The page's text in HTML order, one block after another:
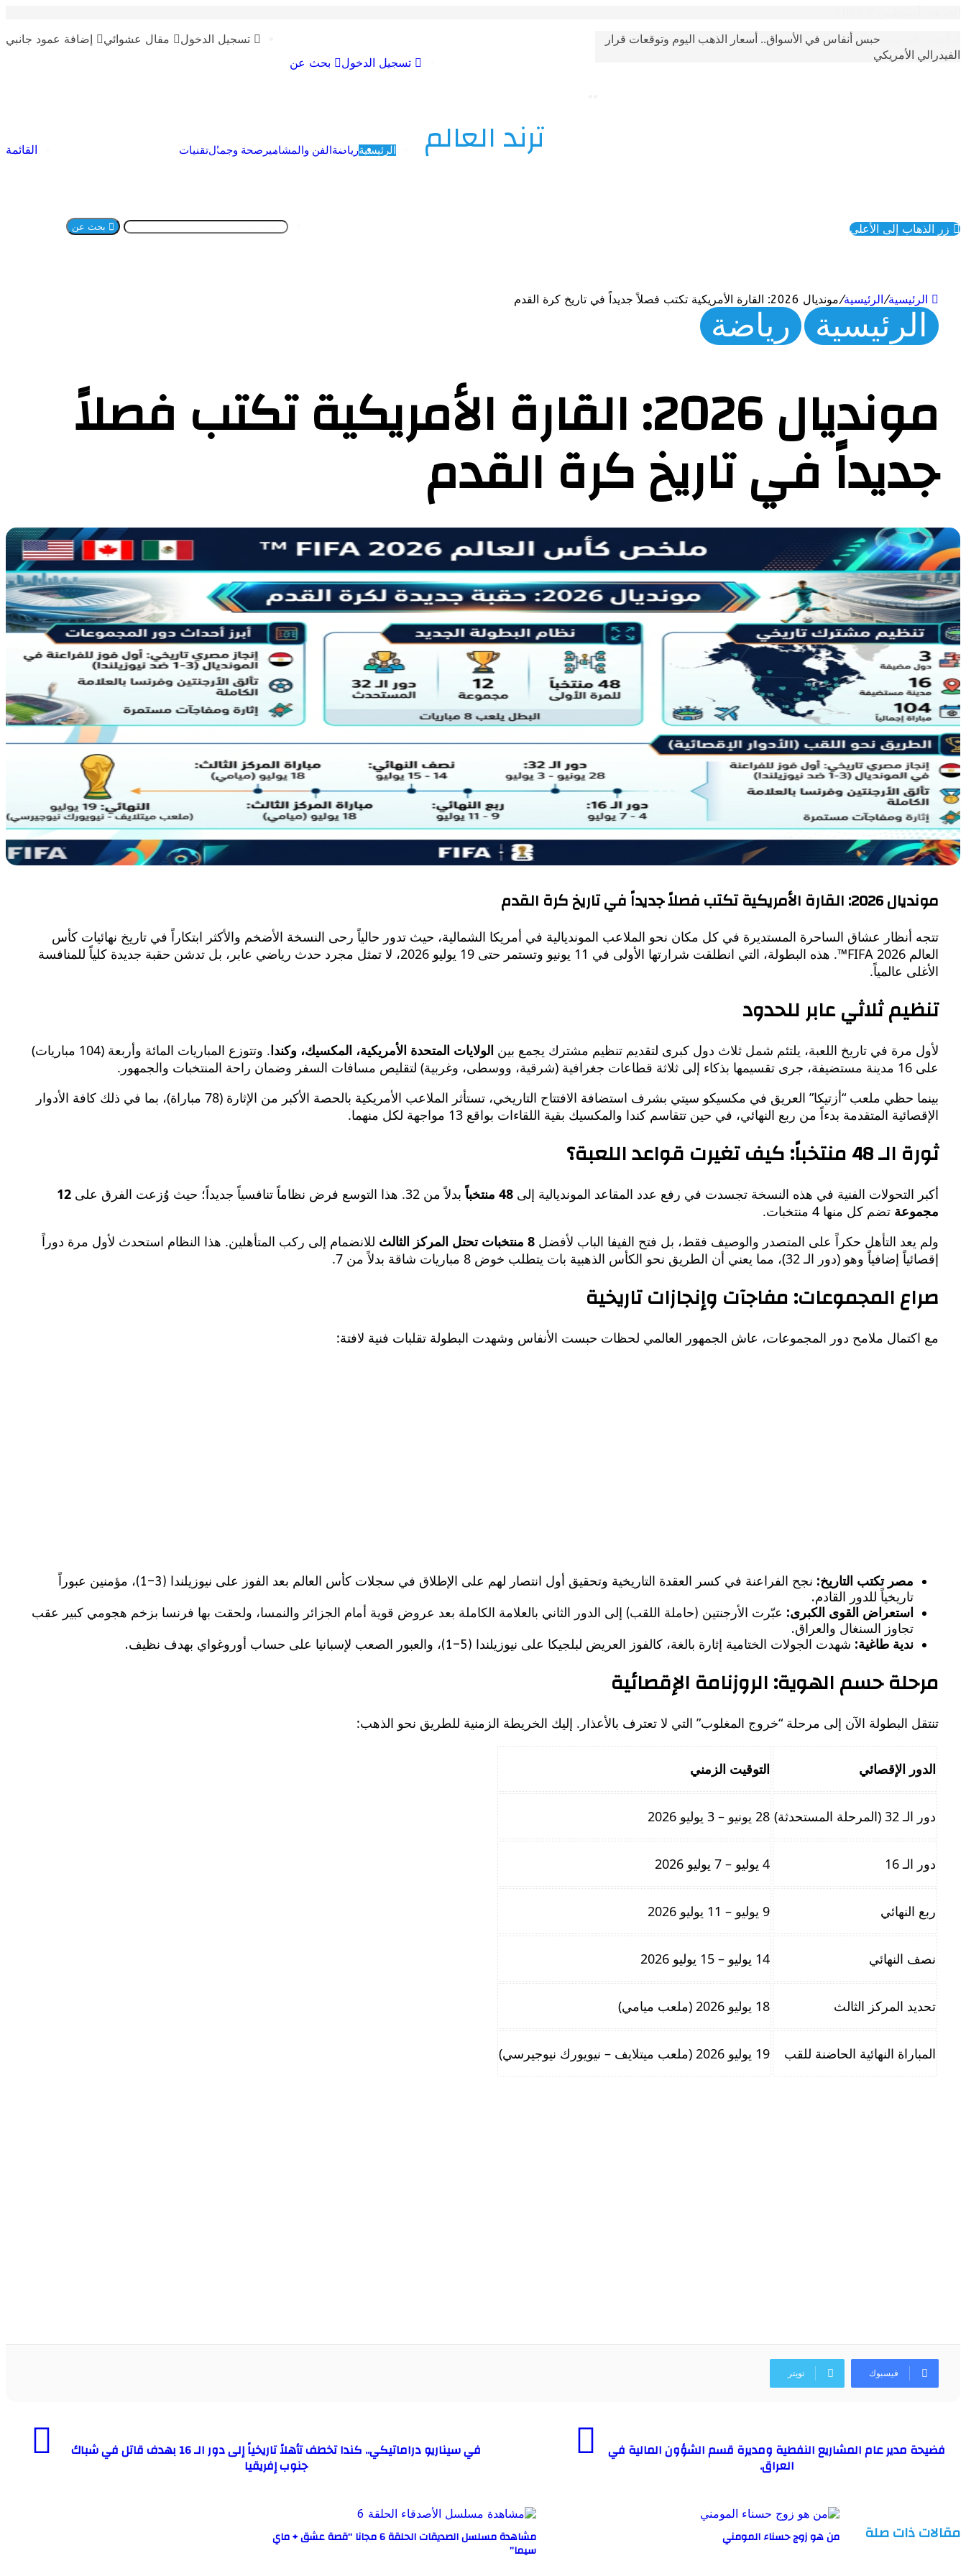
حبس أنفاس في الأسواق.. أسعار الذهب اليوم وتوقعات قرار
الفيدرالي الأمريكي
إضافة عمود جانبي مقال عشوائي
تسجيل الدخول
بحث عن
تسجيل الدخول
ترند العالم القائمة الرئيسيةرياضة الفن والمشاهير صحة وجمالتقنيات
بحث عن
الرئيسية/الرئيسية/مونديال 2026: القارة الأمريكية تكتب فصلاً جديداً في تاريخ كرة القدم
الرئيسية رياضة
مونديال 2026: القارة الأمريكية تكتب فصلاً
جديداً في تاريخ كرة القدم
مونديال 2026: القارة الأمريكية تكتب فصلاً جديداً في تاريخ كرة القدم
​تتجه أنظار عشاق الساحرة المستديرة في كل مكان نحو الملاعب المونديالية في أمريكا الشمالية، حيث تدور حالياً رحى النسخة الأضخم والأكثر ابتكاراً في تاريخ نهائيات كأس
العالم FIFA 2026™. هذه البطولة، التي انطلقت شرارتها الأولى في 11 يونيو وتستمر حتى 19 يوليو 2026، لا تمثل مجرد حدث رياضي عابر، بل تدشن حقبة جديدة كلياً للمنافسة
الأغلى عالمياً.
​تنظيم ثلاثي عابر للحدود
​لأول مرة في تاريخ اللعبة، يلتئم شمل ثلاث دول كبرى لتقديم تنظيم مشترك يجمع بين الولايات المتحدة الأمريكية، المكسيك، وكندا
. وتتوزع المباريات المائة وأربعة (104 مباريات)
على 16 مدينة مستضيفة، جرى تقسيمها بذكاء إلى ثلاثة قطاعات جغرافية (شرقية، ووسطى، وغربية) لتقليص مسافات السفر وضمان راحة المنتخبات والجمهور.
​بينما حظي ملعب “أزتيكا” العريق في مكسيكو سيتي بشرف استضافة الافتتاح التاريخي، تستأثر الملاعب الأمريكية بالحصة الأكبر من الإثارة (78 مباراة)، بما في ذلك كافة الأدوار
الإقصائية المتقدمة بدءاً من ربع النهائي، في حين تتقاسم كندا والمكسيك بقية اللقاءات بواقع 13 مواجهة لكل منهما.
​ثورة الـ 48 منتخباً: كيف تغيرت قواعد اللعبة؟
​أكبر التحولات الفنية في هذه النسخة تجسدت في رفع عدد المقاعد المونديالية إلى 48 منتخباً بدلاً من 32. هذا التوسع فرض نظاماً تنافسياً جديداً؛ حيث وُزعت الفرق على
12
مجموعة تضم كل منها 4 منتخبات.
​ولم يعد التأهل حكراً على المتصدر والوصيف فقط، بل فتح الفيفا الباب لأفضل 8 منتخبات تحتل المركز الثالث
للانضمام إلى ركب المتأهلين. هذا النظام استحدث لأول مرة دوراً
إقصائياً إضافياً وهو (دور الـ 32)، مما يعني أن الطريق نحو الكأس الذهبية بات يتطلب خوض 8 مباريات شاقة بدلاً من 7.
​صراع المجموعات: مفاجآت وإنجازات تاريخية
​مع اكتمال ملامح دور المجموعات، عاش الجمهور العالمي لحظات حبست الأنفاس وشهدت البطولة تقلبات فنية لافتة:
مصر تكتب التاريخ:
نجح الفراعنة في كسر العقدة التاريخية وتحقيق أول انتصار لهم على الإطلاق في سجلات كأس العالم بعد الفوز على نيوزيلندا (3–1)، مؤمنين عبوراً
تاريخياً للدور القادم.
استعراض القوى الكبرى: عبّرت الأرجنتين (حاملة اللقب) إلى الدور الثاني بالعلامة الكاملة بعد عروض قوية أمام الجزائر والنمسا، ولحقت بها فرنسا بزخم هجومي كبير عقب
تجاوز السنغال والعراق.
ندية طاغية: شهدت الجولات الختامية إثارة بالغة، كالفوز العريض لبلجيكا على نيوزيلندا (5–1)، والعبور الصعب لإسبانيا على حساب أوروغواي بهدف نظيف.
​مرحلة حسم الهوية: الروزنامة الإقصائية
​تنتقل البطولة الآن إلى مرحلة “خروج المغلوب” التي لا تعترف بالأعذار. إليك الخريطة الزمنية للطريق نحو الذهب:
الدور الإقصائي التوقيت الزمني
دور الـ 32 (المرحلة المستحدثة) 28 يونيو – 3 يوليو 2026
دور الـ 16 4 يوليو – 7 يوليو 2026
ربع النهائي 9 يوليو – 11 يوليو 2026
نصف النهائي 14 يوليو – 15 يوليو 2026
تحديد المركز الثالث 18 يوليو 2026 (ملعب ميامي)
المباراة النهائية الحاضنة للقب 19 يوليو 2026 (ملعب ميتلايف – نيويورك نيوجيرسي)
فيسبوك تويتر
فضيحة مدير عام المشاريع النفطية ومديرة قسم الشؤون المالية في
العراق.
في سيناريو دراماتيكي.. كندا تخطف تأهلاً تاريخياً إلى دور الـ 16 بهدف قاتل في شباك
جنوب إفريقيا
مقالات ذات صلة من هو زوج حسناء المومني مشاهدة مسلسل الصديقات الحلقة 6 مجانا “قصة عشق + ماي
سيما”
زر الذهاب إلى الأعلى